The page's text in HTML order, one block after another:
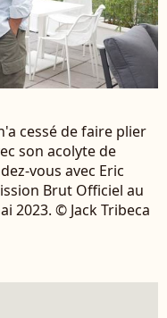
cessé de faire plier
son acolyte de
vous avec Eric
Brut Officiel au
2023. © Jack Tribeca